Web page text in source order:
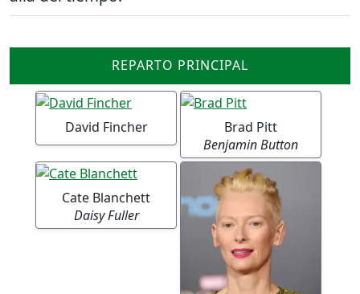
REPARTO PRINCIPAL
David Fincher
Brad Pitt
Benjamin Button
Cate Blanchett
Daisy Fuller